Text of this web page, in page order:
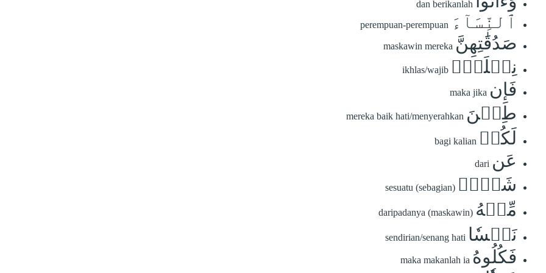
dan berikanlah
ٱلنِّسَآءَ perempuan-perempuan
صَدُقَٰتِهِنَّ maskawin mereka
نِحۡلَةٗۚ ikhlas/wajib
فَإِن maka jika
طِبۡنَ mereka baik hati/menyerahkan
لَكُمۡ bagi kalian
عَن dari
شَيۡءٖ sesuatu (sebagian)
مِّنۡهُ daripadanya (maskawin)
نَفۡسٗا sendirian/senang hati
فَكُلُوهُ maka makanlah ia